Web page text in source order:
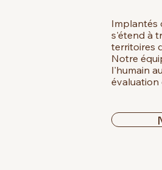
Implantés
s'étend à
territoires
Notre
l'humain
évaluation